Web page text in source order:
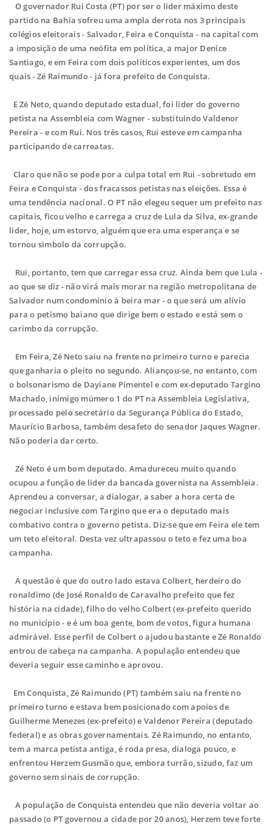
O governador Rui Costa (PT) por ser o lider máximo deste
partido na Bahia sofreu uma ampla derrota nos 3 principais
colégios eleitorais - Salvador, Feira e Conquista - na capital com
a imposição de uma neófita em política, a major Denice
Santiago, e em Feira com dois políticos experientes, um dos
quais - Zé Raimundo - já fora prefeito de Conquista.
E Zé Neto, quando deputado estadual, foi lider do governo
petista na Assembleia com Wagner - substituindo Valdenor
Pereira - e com Rui. Nos três casos, Rui esteve em campanha
participando de carreatas.
Claro que não se pode por a culpa total em Rui - sobretudo em
Feira e Conquista - dos fracassos petistas nas eleições. Essa é
uma tendência nacional. O PT não elegeu sequer um prefeito nas
capitais, ficou velho e carrega a cruz de Lula da Silva, ex-grande
lider, hoje, um estorvo, alguém que era uma esperança e se
tornou simbolo da corrupção.
Rui, portanto, tem que carregar essa cruz. Ainda bem que Lula -
ao que se diz - não virá mais morar na região metropolitana de
Salvador num condomínio à beira mar - o que será um alívio
para o petismo baiano que dirige bem o estado e está sem o
carimbo da corrupção.
Em Feira, Zé Neto saiu na frente no primeiro turno e parecia
que ganharia o pleito no segundo. Aliançou-se, no entanto, com
o bolsonarismo de Dayiane Pimentel e com ex-deputado Targino
Machado, inimigo múmero 1 do PT na Assembleia Legislativa,
processado pelo secretário da Segurança Pública do Estado,
Maurício Barbosa, também desafeto do senador Jaques Wagner.
Não poderia dar certo.
Zé Neto é um bom deputado. Amadureceu muito quando
ocupou a função de lider da bancada governista na Assembleia.
Aprendeu a conversar, a dialogar, a saber a hora certa de
negociar inclusive com Targino que era o deputado mais
combativo contra o governo petista. Diz-se que em Feira ele tem
um teto eleitoral. Desta vez ultrapassou o teto e fez uma boa
campanha.
A questão é que do outro lado estava Colbert, herdeiro do
ronaldimo (de José Ronaldo de Caravalho prefeito que fez
história na cidade), filho do velho Colbert (ex-prefeito querido
no município - e é um boa gente, bom de votos, figura humana
admirável. Esse perfil de Colbert o ajudou bastante e Zé Ronaldo
entrou de cabeça na campanha. A população entendeu que
deveria seguir esse caminho e aprovou.
Em Conquista, Zé Raimundo (PT) também saiu na frente no
primeiro turno e estava bem posicionado com apoios de
Guilherme Menezes (ex-prefeito) e Valdenor Pereira (deputado
federal) e as obras governamentais. Zé Raimundo, no entanto,
tem a marca petista antiga, é roda presa, dialoga pouco, e
enfrentou Herzem Gusmão que, embora turrão, sizudo, faz um
governo sem sinais de corrupção.
A população de Conquista entendeu que não deveria voltar ao
passado (o PT governou a cidade por 20 anos), Herzem teve forte